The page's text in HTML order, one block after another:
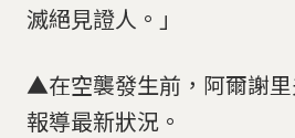
滅絕見證人。」
▲在空襲發生前，阿爾謝
報導最新狀況。